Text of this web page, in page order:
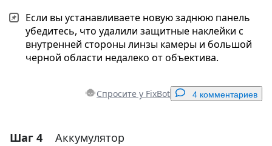
Если вы устанавливаете новую заднюю панель
убедитесь, что удалили защитные наклейки с
внутренней стороны линзы камеры и большой
черной области недалеко от объектива.
Спросите у FixBot 4 комментариев
Добавить комментарий
Шаг 4 Аккумулятор